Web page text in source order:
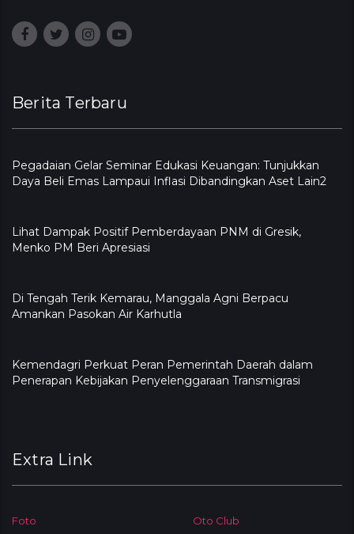
Berita Terbaru
Pegadaian Gelar Seminar Edukasi Keuangan: Tunjukkan
Daya Beli Emas Lampaui Inflasi Dibandingkan Aset Lain2
Lihat Dampak Positif Pemberdayaan PNM di Gresik,
Menko PM Beri Apresiasi
​Di Tengah Terik Kemarau, Manggala Agni Berpacu
Amankan Pasokan Air Karhutla
Kemendagri Perkuat Peran Pemerintah Daerah dalam
Penerapan Kebijakan Penyelenggaraan Transmigrasi
Extra Link
Foto Oto Club